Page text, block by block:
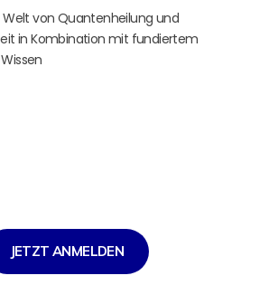
Welt von Quantenheilung und
in Kombination mit fundiertem
JETZT ANMELDEN